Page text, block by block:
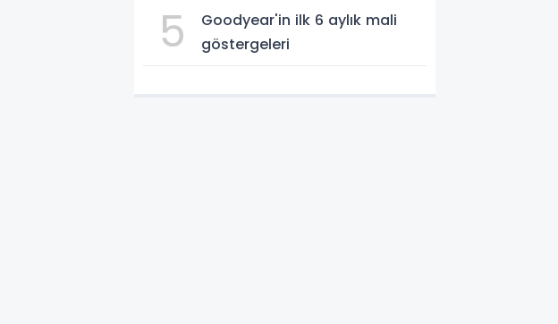
5
Goodyear'in ilk 6 aylık mali
göstergeleri